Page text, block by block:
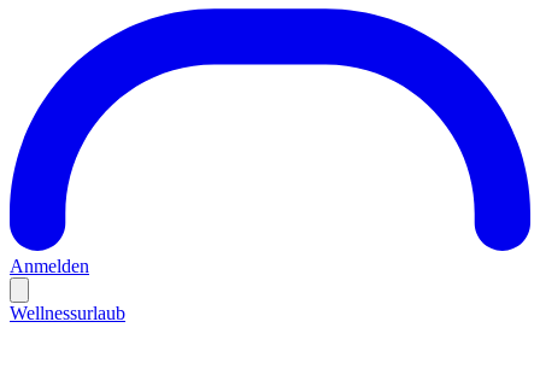
Anmelden
Wellnessurlaub